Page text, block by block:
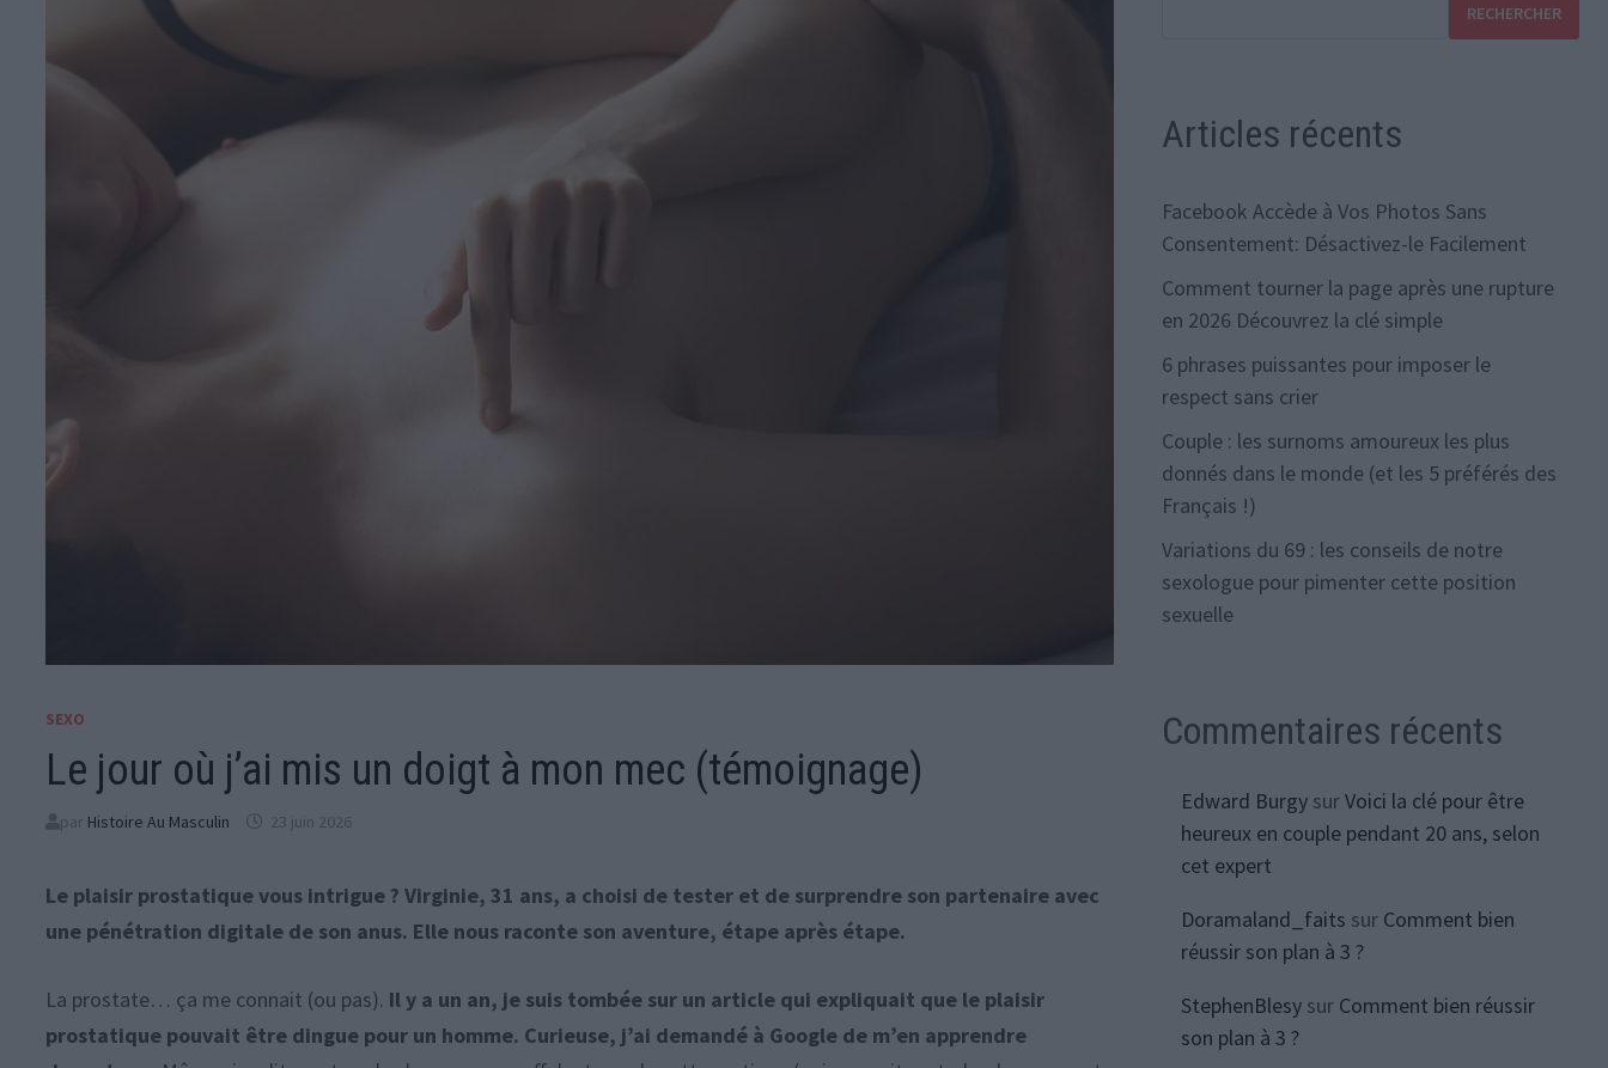
SEXO
Le jour où j’ai mis un doigt à mon mec (témoignage)
par Histoire Au Masculin 23 juin 2026
Le plaisir prostatique vous intrigue ? Virginie, 31 ans, a choisi de tester et de surprendre son partenaire avec
une pénétration digitale de son anus. Elle nous raconte son aventure, étape après étape.
La prostate… ça me connait (ou pas). Il y a un an, je suis tombée sur un article qui expliquait que le plaisir
prostatique pouvait être dingue pour un homme. Curieuse, j’ai demandé à Google de m’en apprendre
RECHERCHER
Articles récents
Facebook Accède à Vos Photos Sans
Consentement: Désactivez-le Facilement
Comment tourner la page après une rupture
en 2026 Découvrez la clé simple
6 phrases puissantes pour imposer le
respect sans crier
Couple : les surnoms amoureux les plus
donnés dans le monde (et les 5 préférés des
Français !)
Variations du 69 : les conseils de notre
sexologue pour pimenter cette position
sexuelle
Commentaires récents
Edward BurgysurVoici la clé pour être
heureux en couple pendant 20 ans, selon
cet expert
Doramaland_faits sur Comment bien
réussir son plan à 3 ?
StephenBlesysur Comment bien réussir
son plan à 3 ?